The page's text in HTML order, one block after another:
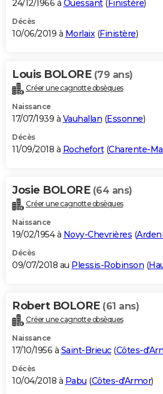
24/12/1966 à Ouessant( Finistère)
Décès
10/06/2019 à Morlaix(Finistère)
Louis BOLORE (79 ans)
Créer une cagnotte obsèques
Naissance
17/07/1939 à Vauhallan (Essonne)
Décès
11/09/2018 à Rochefort(Charente-
Josie BOLORE (64 ans)
Créer une cagnotte obsèques
Naissance
19/02/1954 à Novy-Chevrières (
Décès
09/07/2018 au Plessis-Robinson (
Robert BOLORE (61 ans)
Créer une cagnotte obsèques
Naissance
17/10/1956 à Saint-Brieuc(Côtes-
Décès
10/04/2018 à Pabu (Côtes-d'Armor)